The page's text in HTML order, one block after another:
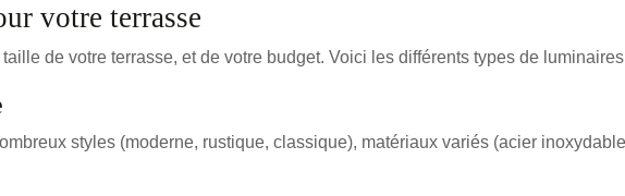
votre terrasse
de votre terrasse, et de votre budget. Voici les différents types de
styles (moderne, rustique, classique), matériaux variés (acier